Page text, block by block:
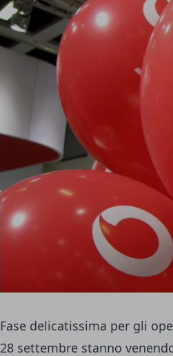
Fase delicatissima per gli
28 settembre stanno